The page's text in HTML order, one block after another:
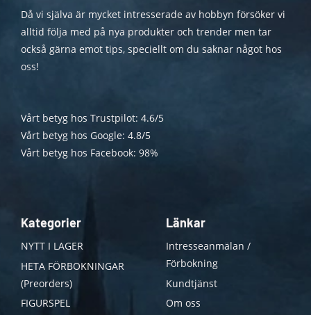
Då vi själva är mycket intresserade av hobbyn försöker vi
alltid följa med på nya produkter och trender men tar
också gärna emot tips, speciellt om du saknar något hos
oss!
Vårt betyg hos Trustpilot: 4.6/5
Vårt betyg hos Google: 4.8/5
Vårt betyg hos Facebook: 98%
Kategorier
NYTT I LAGER
HETA FÖRBOKNINGAR
(Preorders)
FIGURSPEL
Länkar
Intresseanmälan /
Förbokning
Kundtjänst
Om oss